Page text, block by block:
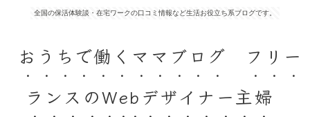
全国の保活体験談・在宅ワークの口コミ情報など生活お役立ち系ブログです。
おうちで働くママブログ フリー
ランスのWebデザイナー主婦